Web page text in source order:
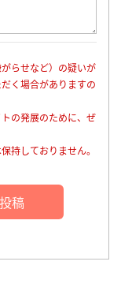
らせなど）の疑いが
く場合がありますの
の発展のために、ぜ
持しておりません。
稿